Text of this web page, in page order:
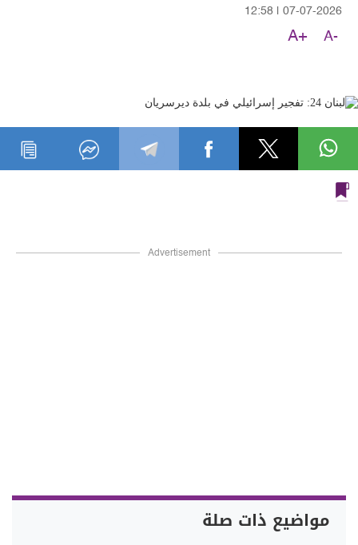
07-07-2026
12:58
A-
A+
Advertisement
مواضيع ذات صلة